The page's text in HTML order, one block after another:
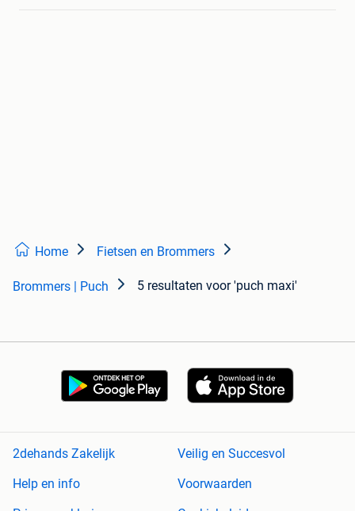
Home Fietsen en Brommers
Brommers | Puch 5 resultaten voor 'puch maxi'
2dehands Zakelijk
Veilig en Succesvol
Help en info
Voorwaarden